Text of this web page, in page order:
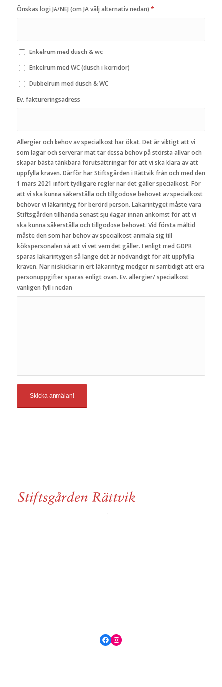
Önskas logi JA/NEJ (om JA välj alternativ nedan) *
Enkelrum med dusch & wc
Enkelrum med WC (dusch i korridor)
Dubbelrum med dusch & WC
Ev. faktureringsadress
Allergier och behov av specialkost har ökat. Det är viktigt att vi
som lagar och serverar mat tar dessa behov på största allvar och
skapar bästa tänkbara förutsättningar för att vi ska klara av att
uppfylla kraven. Därför har Stiftsgården i Rättvik från och med den
1 mars 2021 infört tydligare regler när det gäller specialkost. För
att vi ska kunna säkerställa och tillgodose behovet av specialkost
behöver vi läkarintyg för berörd person. Läkarintyget måste vara
Stiftsgården tillhanda senast sju dagar innan ankomst för att vi
ska kunna säkerställa och tillgodose behovet. Vid första måltid
måste den som har behov av specialkost anmäla sig till
kökspersonalen så att vi vet vem det gäller. I enligt med GDPR
sparas läkarintygen så länge det är nödvändigt för att uppfylla
kraven. När ni skickar in ert läkarintyg medger ni samtidigt att era
personuppgifter sparas enligt ovan. Ev. allergier/ specialkost
vänligen fyll i nedan
Facebook
Instagram